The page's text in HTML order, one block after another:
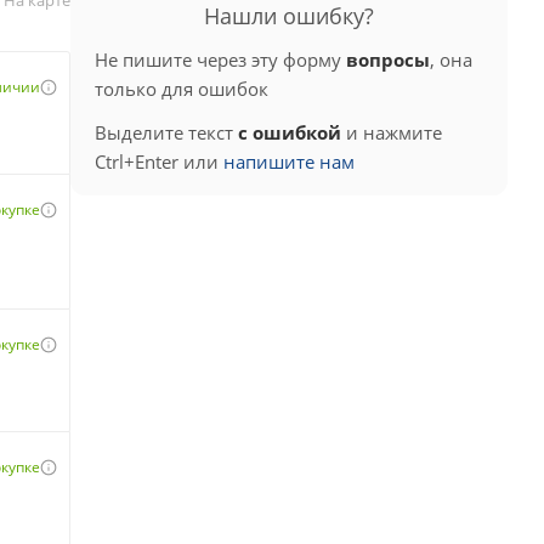
Нашли ошибку?
Не пишите через эту форму вопросы, она
только для ошибок
Выделите текст с ошибкой и нажмите
Ctrl+Enter или напишите нам